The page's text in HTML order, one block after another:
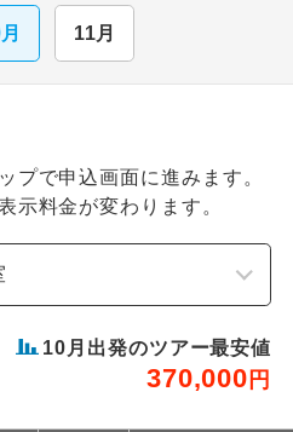
11月
プで申込画面に進みます。
示料金が変わります。
10 月出発のツアー最安値
370,000 円